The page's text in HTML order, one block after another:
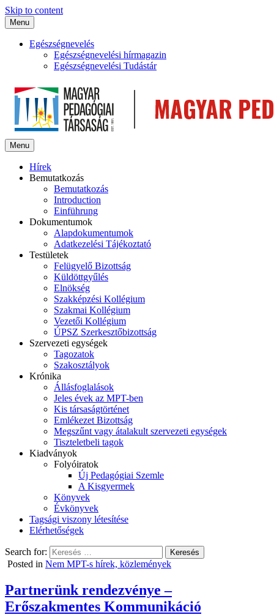
Skip to content
Menu
Egészségnevelés
Egészségnevelési hírmagazin
Egészségnevelési Tudástár
Menu
Hírek
Bemutatkozás
Bemutatkozás
Introduction
Einführung
Dokumentumok
Alapdokumentumok
Adatkezelési Tájékoztató
Testületek
Felügyelő Bizottság
Küldöttgyűlés
Elnökség
Szakképzési Kollégium
Szakmai Kollégium
Vezetői Kollégium
ÚPSZ Szerkesztőbizottság
Szervezeti egységek
Tagozatok
Szakosztályok
Krónika
Állásfoglalások
Jeles évek az MPT-ben
Kis társaságtörténet
Emlékezet Bizottság
Megszűnt vagy átalakult szervezeti egységek
Tiszteletbeli tagok
Kiadványok
Folyóiratok
Új Pedagógiai Szemle
A Kisgyermek
Könyvek
Évkönyvek
Tagsági viszony létesítése
Elérhetőségek
Search for:
Posted in Nem MPT-s hírek, közlemények
Partnerünk rendezvénye –
Erőszakmentes Kommunikáció